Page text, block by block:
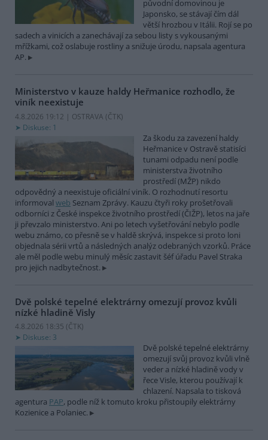
původní domovinou je
Japonsko, se stávají čím dál
větší hrozbou v Itálii. Rojí se po
sadech a vinicích a zanechávají za sebou listy s vykousanými
mřížkami, což oslabuje rostliny a snižuje úrodu, napsala agentura
AP.
Ministerstvo v kauze haldy Heřmanice rozhodlo, že
viník neexistuje
4.8.2026 19:12 | OSTRAVA (ČTK)
Diskuse: 1
Za škodu za zavezení haldy
Heřmanice v Ostravě statisíci
tunami odpadu není podle
ministerstva životního
prostředí (MŽP) nikdo
odpovědný a neexistuje oficiální viník. O rozhodnutí resortu
informoval web Seznam Zprávy. Kauzu čtyři roky prošetřovali
odborníci z České inspekce životního prostředí (ČIŽP), letos na jaře
ji převzalo ministerstvo. Ani po letech vyšetřování nebylo podle
webu známo, co přesně se v haldě skrývá, inspekce si proto loni
objednala sérii vrtů a následných analýz odebraných vzorků. Práce
ale měl podle webu minulý měsíc zastavit šéf úřadu Pavel Straka
pro jejich nadbytečnost.
Dvě polské tepelné elektrárny omezují provoz kvůli
nízké hladině Visly
4.8.2026 18:35 (ČTK)
Diskuse: 3
Dvě polské tepelné elektrárny
omezují svůj provoz kvůli vlně
veder a nízké hladině vody v
řece Visle, kterou používají k
chlazení. Napsala to tisková
agentura PAP, podle níž k tomuto kroku přistoupily elektrárny
Kozienice a Polaniec.